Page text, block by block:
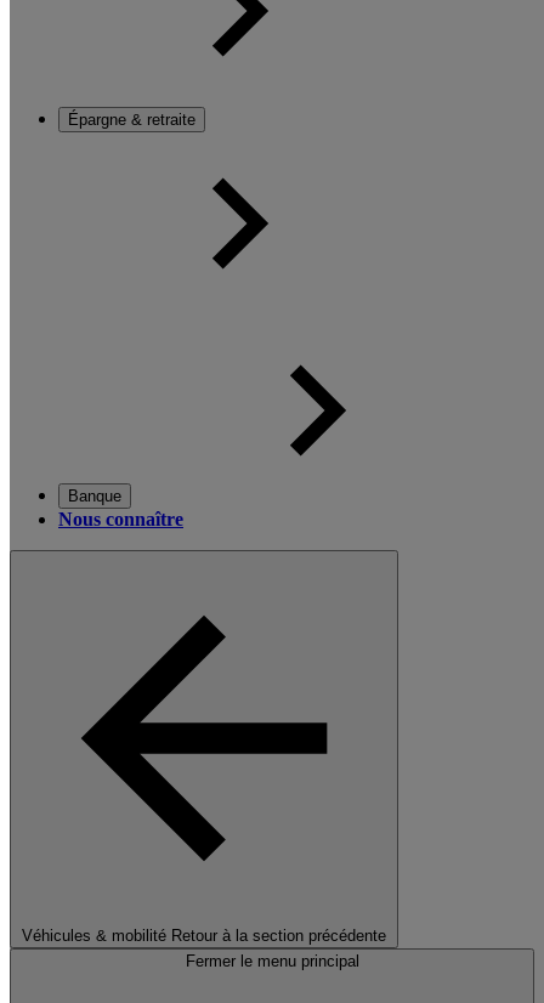
Épargne & retraite
Banque
Nous connaître
Véhicules & mobilité Retour à la section précédente
Fermer le menu principal